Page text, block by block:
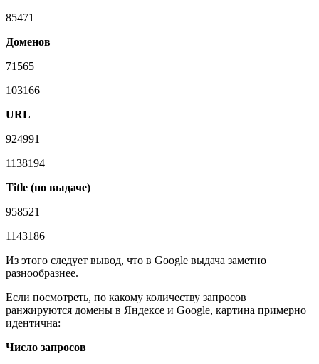
85471
Доменов
71565
103166
URL
924991
1138194
Title (по выдаче)
958521
1143186
Из этого следует вывод, что в Google выдача заметно
разнообразнее.
Если посмотреть, по какому количеству запросов
ранжируются домены в Яндексе и Google, картина примерно
идентична:
Число запросов